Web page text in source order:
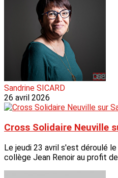
Sandrine SICARD
26 avril 2026
Cross Solidaire Neuville
Le jeudi 23 avril s'est déroulé
collège Jean Renoir au profit